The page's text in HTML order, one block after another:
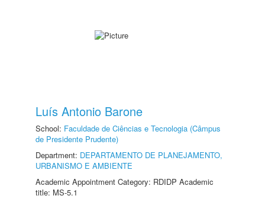
Luís Antonio Barone
School: Faculdade de Ciências e Tecnologia (Câmpus
de Presidente Prudente)
Department: DEPARTAMENTO DE PLANEJAMENTO,
URBANISMO E AMBIENTE
Academic Appointment Category: RDIDP Academic
title: MS-5.1